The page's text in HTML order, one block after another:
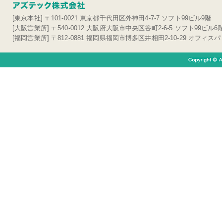
[東京本社] 〒101-0021 東京都千代田区外神田4-7-7 ソフト99ビル9階
[大阪営業所] 〒540-0012 大阪府大阪市中央区谷町2-6-5 ソフト99ビル6
[福岡営業所] 〒812-0881 福岡県福岡市博多区井相田2-10-29 オフィス